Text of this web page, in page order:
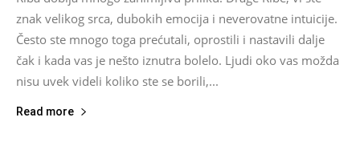
znak velikog srca, dubokih emocija i neverovatne intuicije.
Često ste mnogo toga prećutali, oprostili i nastavili dalje
čak i kada vas je nešto iznutra bolelo. Ljudi oko vas možda
nisu uvek videli koliko ste se borili,...
Read more